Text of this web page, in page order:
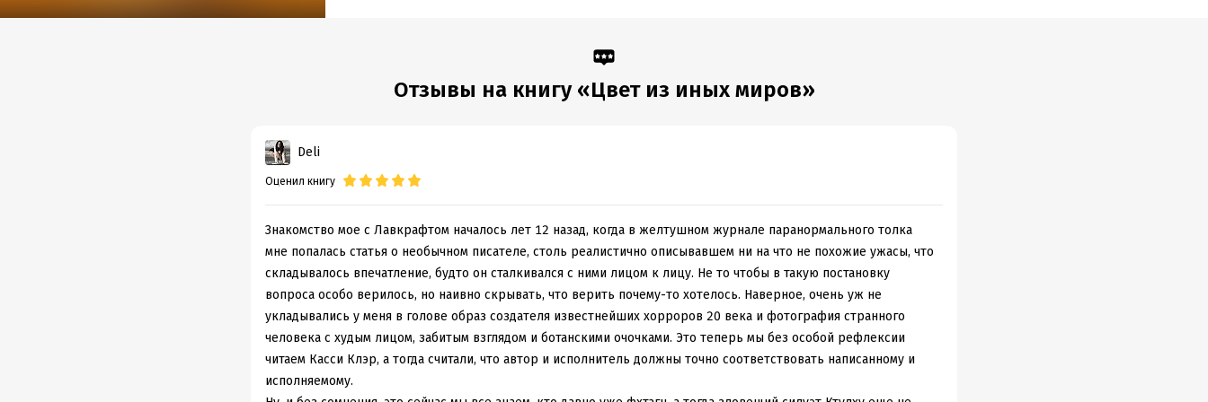
Год издания:
2025
Время на чтение: 1ч.
Отзывы на книгу «Цвет из иных миров»
Deli
Оценил книгу
Знакомство мое с Лавкрафтом началось лет 12 назад, когда в желтушном журнале паранормального толка
мне попалась статья о необычном писателе, столь реалистично описывавшем ни на что не похожие ужасы, что
складывалось впечатление, будто он сталкивался с ними лицом к лицу. Не то чтобы в такую постановку
вопроса особо верилось, но наивно скрывать, что верить почему-то хотелось. Наверное, очень уж не
укладывались у меня в голове образ создателя известнейших хорроров 20 века и фотография странного
человека с худым лицом, забитым взглядом и ботанскими очочками. Это теперь мы без особой рефлексии
читаем Касси Клэр, а тогда считали, что автор и исполнитель должны точно соответствовать написанному и
исполняемому.